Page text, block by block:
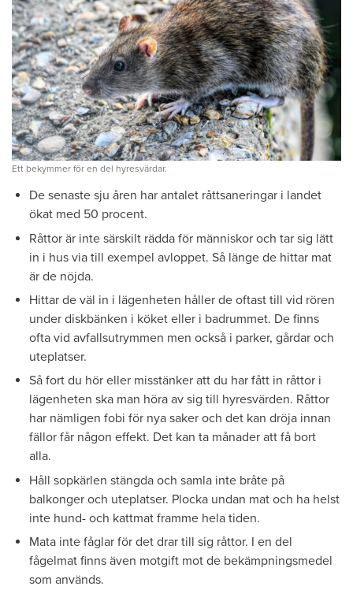
Ett bekymmer för en del hyresvärdar.
De senaste sju åren har antalet råttsaneringar i landet
ökat med 50 procent.
Råttor är inte särskilt rädda för människor och tar sig lätt
in i hus via till exempel avloppet. Så länge de hittar mat
är de nöjda.
Hittar de väl in i lägenheten håller de oftast till vid rören
under diskb­änken i köket eller i badrummet. De finns
ofta vid avfallsutrymmen men också i parker, gårdar och
uteplatser.
Så fort du hör eller misstänker att du har fått in råttor i
lägenheten ska man höra av sig till hyresvärden. Råttor
har nämligen fobi för nya ­saker och det kan dröja innan
fällor får någon effekt. Det kan ta månader att få bort
alla.
Håll sopkärlen stängda och samla inte bråte på
balkonger och uteplatser. Plocka undan mat och ha helst
inte hund- och kattmat framme hela tiden.
Mata inte fåglar för det drar till sig råttor. I en del
fågelmat finns även motgift mot de bekämpningsmedel
som används.